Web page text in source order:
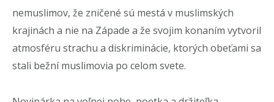
nemuslimov, že zničené sú mestá v muslimských
krajinách a nie na Západe a že svojim konaním vytvoril
atmosféru strachu a diskriminácie, ktorých obeťami sa
stali bežní muslimovia po celom svete.